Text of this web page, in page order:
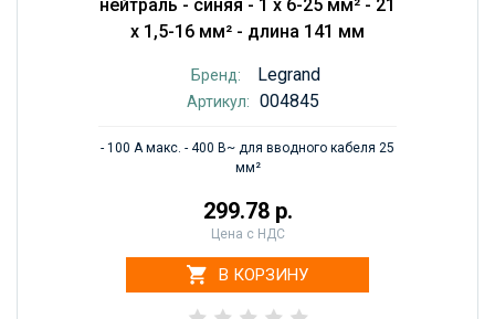
нейтраль - синяя - 1 x 6-25 мм² - 21
x 1,5-16 мм² - длина 141 мм
Бренд: Legrand
Артикул: 004845
- 100 А макс. - 400 В~ для вводного кабеля 25
мм²
299.78 р.
Цена с НДС
В КОРЗИНУ